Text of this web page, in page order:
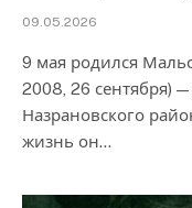
09.05.2026
9 мая родился
2008, 26 сентября)
Назрановского
жизнь он…